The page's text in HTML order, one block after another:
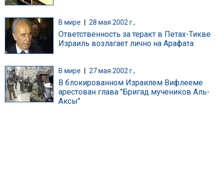
В мире 28 мая 2002 г.,
Ответственность за теракт в Петах-Тикве
Израиль возлагает лично на Арафата
В мире 27 мая 2002 г.,
В блокированном Израилем Вифлееме
арестован глава "Бригад мучеников Аль-
Аксы"